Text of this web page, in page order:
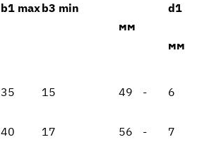
b1 maxb3 min
мм
d1
мм
35 15 49 - 6
40 17 56 - 7